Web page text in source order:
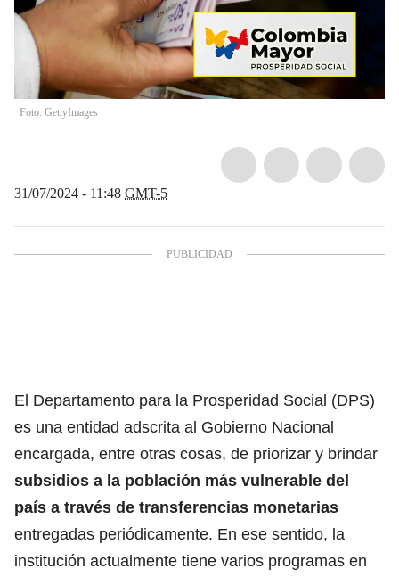
Foto: GettyImages
31/07/2024 - 11:48 GMT-5
El Departamento para la Prosperidad Social (DPS)
es una entidad adscrita al Gobierno Nacional
encargada, entre otras cosas, de priorizar y brindar
subsidios a la población más vulnerable del
país a través de transferencias monetarias
entregadas periódicamente. En ese sentido, la
institución actualmente tiene varios programas en